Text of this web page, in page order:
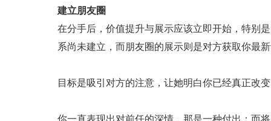
建立朋友圈
在分手后，价值提升与展示应该立即开始，特别
系尚未建立，而朋友圈的展示则是对方获取你最
目标是吸引对方的注意，让她明白你已经真正改
你一直表现出对前任的深情，那是一种付出；而